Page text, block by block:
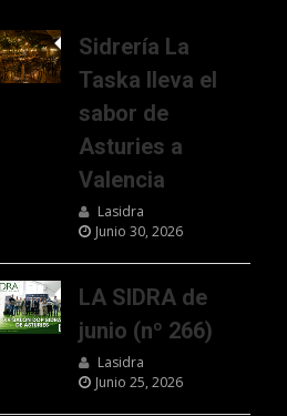
Sidrería La
Taska lleva el
sabor de
Asturies a
Valencia
Lasidra
Junio 30, 2026
LA SIDRA de
junio (nº 266)
Lasidra
Junio 25, 2026